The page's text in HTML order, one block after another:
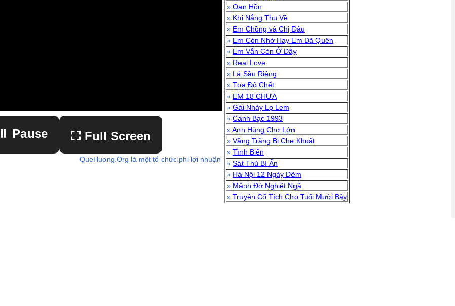
⏸ Pause ⛶ Full Screen
QueHuong.Org là một tổ chức phi lợi nhuận
» Oan Hồn
» Khi Nắng Thu Về
» Em Chồng và Chị Dâu
» Em Còn Nhớ Hay Em Đã Quên
» Em Vẫn Còn Ở Đây
» Real Love
» Lá Sầu Riêng
» Tọa Độ Chết
» EM 18 CHƯA
» Gái Nhảy Lọ Lem
» Canh Bạc 1993
»Anh Hùng Chợ Lớn
» Vầng Trăng Bị Che Khuất
» Tình Biển
» Sát Thủ Bí Ẩn
» Hà Nội 12 Ngày Đêm
» Mảnh Đờ Nghiệt Ngã
» Truyện Cổ Tích Cho Tuổi Mười Bảy